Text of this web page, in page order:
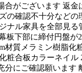
合がございます 返金
の確認不十分などの
ナル家具を全部見る
板下部に締付円盤が
材質メラミン樹脂化
粧合板カラーネイル
分にご確認願います